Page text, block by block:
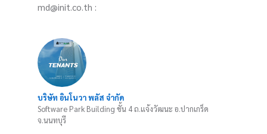
บริษัท อินโนวา พลัส จำกัด
Software Park Building ชั้น 4 ถ.แจ้งวัฒนะ อ.ปากเกร็ด
จ.นนทบุรี
md@init.co.th :